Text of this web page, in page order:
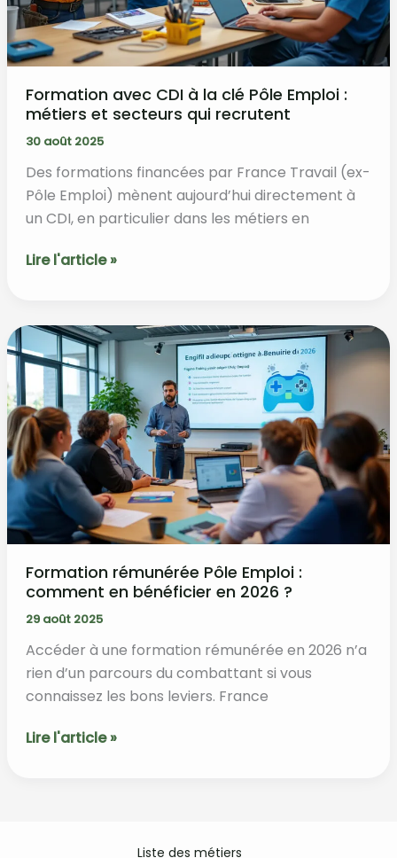
métier
Formation avec CDI à la clé Pôle Emploi :
métiers et secteurs qui recrutent
30 août 2025
Des formations financées par France Travail (ex-
Pôle Emploi) mènent aujourd’hui directement à
un CDI, en particulier dans les métiers en
Formation
à
la
clé
Pôle
Emploi
:
métiers
et
secteurs
qui
Lire l'article »
Formation rémunérée Pôle Emploi :
comment en bénéficier en 2026 ?
29 août 2025
Accéder à une formation rémunérée en 2026 n’a
rien d’un parcours du combattant si vous
connaissez les bons leviers. France
Formation
Lire l'article »
Liste des métiers